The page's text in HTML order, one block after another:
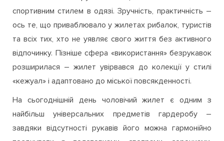
спортивним стилем в одязі. Зручність, практичність –
ось те, що приваблювало у жилетах рибалок, туристів
та всіх тих, хто не уявляє свого життя без активного
відпочинку. Пізніше сфера «використання» безрукавок
розширилася – жилет увірвався до колекції у стилі
«кежуал» і адаптовано до міської повсякденності.
На сьогоднішній день чоловічий жилет є одним з
найбільш універсальних предметів гардеробу –
завдяки відсутності рукавів його можна гармонійно